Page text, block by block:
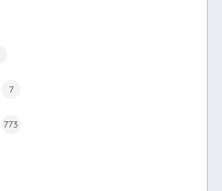
7
773